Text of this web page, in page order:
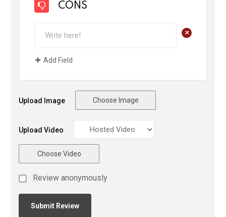
CONS
+
Add Field
Upload Image Choose Image
Upload Video
Choose Video
Review anonymously